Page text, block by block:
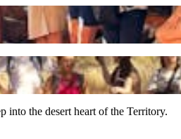
into the desert heart of the Territory.